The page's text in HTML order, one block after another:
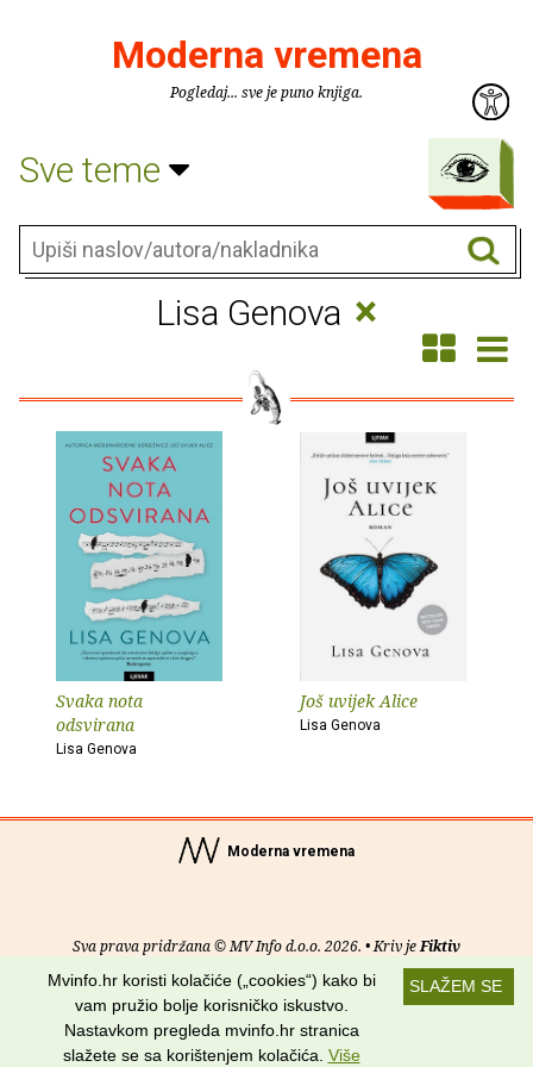
Moderna vremena
Pogledaj... sve je puno knjiga.
Sve teme
Lisa Genova ×
Svaka nota
odsvirana
Lisa Genova
Još uvijek Alice
Lisa Genova
Moderna vremena
Sva prava pridržana © MV Info d.o.o. 2026. • Kriv jeFiktiv
Uvjeti korištenja RSS kanali
Potraži nas na:
SLAŽEM SE
Mvinfo.hr koristi kolačiće („cookies“) kako bi
vam pružio bolje korisničko iskustvo.
Nastavkom pregleda mvinfo.hr stranica
slažete se sa korištenjem kolačića. Više